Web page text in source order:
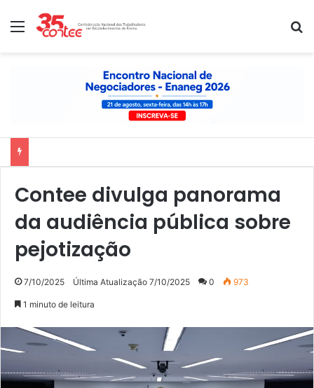
Menu
Contee divulga panorama
da audiência pública sobre
pejotização
7/10/2025 Última Atualização 7/10/2025 0 973
1 minuto de leitura